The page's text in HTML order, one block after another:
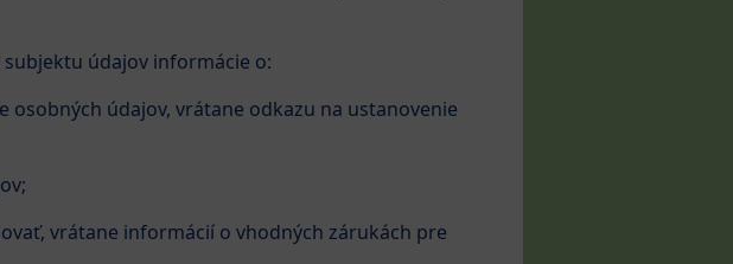
údajov informácie o:
údajov, vrátane odkazu na ustanovenie
vrátane informácií o vhodných zárukách pre